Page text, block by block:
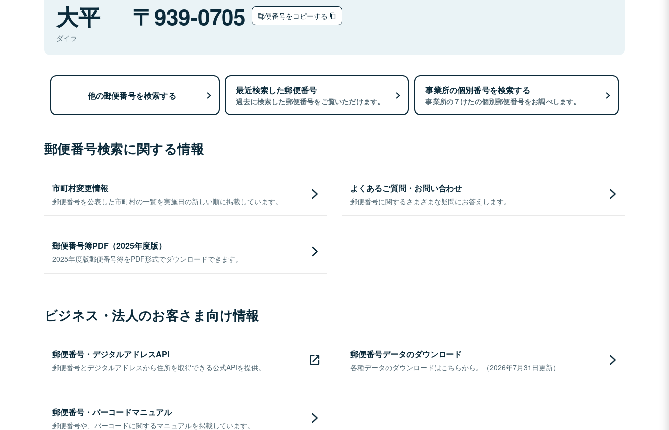
大平
ダイラ
939-0705 郵便番号をコピーする
他の郵便番号を検索する 最近検索した郵便番号
過去に検索した郵便番号をご覧いただけます。
事業所の個別番号を検索する
事業所の７けたの個別郵便番号をお調べします。
郵便番号検索に関する情報
市町村変更情報
郵便番号を公表した市町村の一覧を実施日の新しい順に掲載しています。
よくあるご質問・お問い合わせ
郵便番号に関するさまざまな疑問にお答えします。
郵便番号簿PDF（2025年度版）
2025年度版郵便番号簿をPDF形式でダウンロードできます。
ビジネス・法人のお客さま向け情報
郵便番号・デジタルアドレスAPI
郵便番号とデジタルアドレスから住所を取得できる公式APIを提供。
郵便番号データのダウンロード
各種データのダウンロードはこちらから。（2026年7月31日更新）
郵便番号・バーコードマニュアル
郵便番号や、バーコードに関するマニュアルを掲載しています。